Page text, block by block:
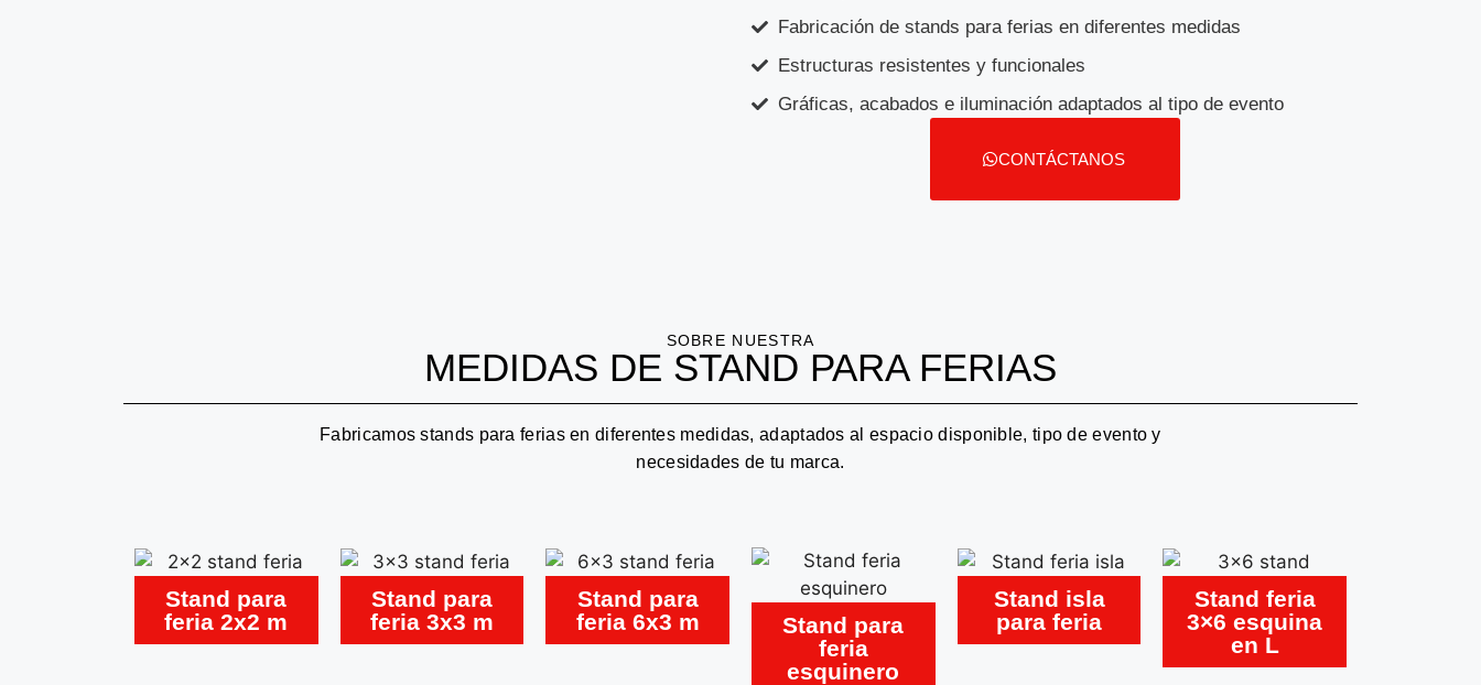
Fabricación de stands para ferias en diferentes medidas
Estructuras resistentes y funcionales
Gráficas, acabados e iluminación adaptados al tipo de evento
CONTÁCTANOS
SOBRE NUESTRA
MEDIDAS DE STAND PARA FERIAS
Fabricamos stands para ferias en diferentes medidas, adaptados al espacio disponible, tipo de evento y
necesidades de tu marca.
Stand para
feria 2x2 m
Stand para
feria 3x3 m
Stand para
feria 6x3 m
Stand para
feria
esquinero
Stand isla
para feria
Stand feria
3×6 esquina
en L